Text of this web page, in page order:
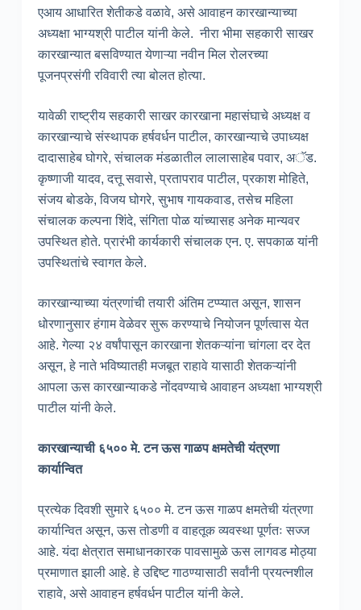
एआय आधारित शेतीकडे वळावे, असे आवाहन कारखान्याच्या
अध्यक्षा भाग्यश्री पाटील यांनी केले. नीरा भीमा सहकारी साखर
कारखान्यात बसविण्यात येणाऱ्या नवीन मिल रोलरच्या
पूजनप्रसंगी रविवारी त्या बोलत होत्या.
यावेळी राष्ट्रीय सहकारी साखर कारखाना महासंघाचे अध्यक्ष व
कारखान्याचे संस्थापक हर्षवर्धन पाटील, कारखान्याचे उपाध्यक्ष
दादासाहेब घोगरे, संचालक मंडळातील लालासाहेब पवार, अॅड.
कृष्णाजी यादव, दत्तू सवासे, प्रतापराव पाटील, प्रकाश मोहिते,
संजय बोडके, विजय घोगरे, सुभाष गायकवाड, तसेच महिला
संचालक कल्पना शिंदे, संगिता पोळ यांच्यासह अनेक मान्यवर
उपस्थित होते. प्रारंभी कार्यकारी संचालक एन. ए. सपकाळ यांनी
उपस्थितांचे स्वागत केले.
कारखान्याच्या यंत्रणांची तयारी अंतिम टप्प्यात असून, शासन
धोरणानुसार हंगाम वेळेवर सुरू करण्याचे नियोजन पूर्णत्वास येत
आहे. गेल्या २४ वर्षांपासून कारखाना शेतकऱ्यांना चांगला दर देत
असून, हे नाते भविष्यातही मजबूत राहावे यासाठी शेतकऱ्यांनी
आपला ऊस कारखान्याकडे नोंदवण्याचे आवाहन अध्यक्षा भाग्यश्री
पाटील यांनी केले.
कारखान्याची ६५०० मे. टन ऊस गाळप क्षमतेची यंत्रणा
कार्यान्वित
प्रत्येक दिवशी सुमारे ६५०० मे. टन ऊस गाळप क्षमतेची यंत्रणा
कार्यान्वित असून, ऊस तोडणी व वाहतूक व्यवस्था पूर्णतः सज्ज
आहे. यंदा क्षेत्रात समाधानकारक पावसामुळे ऊस लागवड मोठ्या
प्रमाणात झाली आहे. हे उद्दिष्ट गाठण्यासाठी सर्वांनी प्रयत्नशील
राहावे, असे आवाहन हर्षवर्धन पाटील यांनी केले.